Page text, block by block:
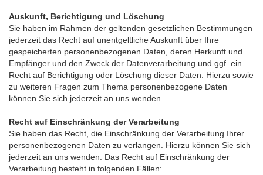
Auskunft, Berichtigung und Löschung
Sie haben im Rahmen der geltenden gesetzlichen Bestimmungen
jederzeit das Recht auf unentgeltliche Auskunft über Ihre
gespeicherten personenbezogenen Daten, deren Herkunft und
Empfänger und den Zweck der Datenverarbeitung und ggf. ein
Recht auf Berichtigung oder Löschung dieser Daten. Hierzu sowie
zu weiteren Fragen zum Thema personenbezogene Daten
können Sie sich jederzeit an uns wenden.
Recht auf Einschränkung der Verarbeitung
Sie haben das Recht, die Einschränkung der Verarbeitung Ihrer
personenbezogenen Daten zu verlangen. Hierzu können Sie sich
jederzeit an uns wenden. Das Recht auf Einschränkung der
Verarbeitung besteht in folgenden Fällen: